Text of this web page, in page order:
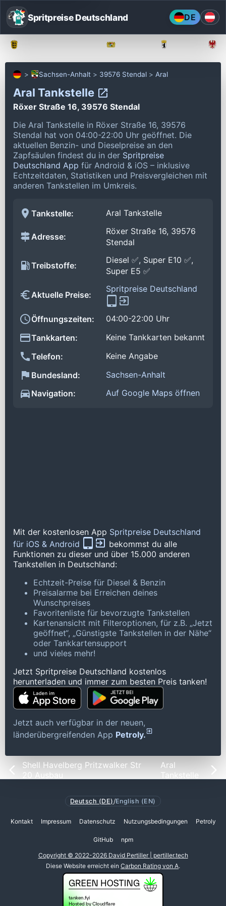
Spritpreise Deutschland DE
Sachsen-Anhalt 39576 Stendal Aral
Aral Tankstelle
Röxer Straße 16, 39576 Stendal
Die Aral Tankstelle in Röxer Straße 16, 39576
Stendal hat von 04:00-22:00 Uhr geöffnet. Die
aktuellen Benzin- und Dieselpreise an den
Zapfsäulen findest du in der Spritpreise
Deutschland App für Android & iOS – inklusive
Echtzeitdaten, Statistiken und Preisvergleichen mit
anderen Tankstellen im Umkreis.
Tankstelle: Aral Tankstelle
Adresse:
Röxer Straße 16, 39576
Stendal
Treibstoffe:
Diesel ✅, Super E10 ✅,
Super E5 ✅
Aktuelle Preise:
Spritpreise Deutschland
Öffnungszeiten:
04:00-22:00 Uhr
Tankkarten:
Keine Tankkarten bekannt
Telefon:
Keine Angabe
Bundesland:
Sachsen-Anhalt
Navigation:
Auf Google Maps öffnen
Mit der kostenlosen App Spritpreise Deutschland
für iOS & Android
bekommst du alle
Funktionen zu dieser und über 15.000 anderen
Tankstellen in Deutschland:
Echtzeit-Preise für Diesel & Benzin
Preisalarme bei Erreichen deines
Wunschpreises
Favoritenliste für bevorzugte Tankstellen
Kartenansicht mit Filteroptionen, für z.B. „Jetzt
geöffnet“, „Günstigste Tankstellen in der Nähe“
oder Tankkartensupport
und vieles mehr!
Jetzt Spritpreise Deutschland kostenlos
herunterladen und immer zum besten Preis tanken!
Jetzt auch verfügbar in der neuen,
länderübergreifenden App Petroly.
Shell Havelberg Pritzwalker Str
20 Ausbau
Aral
Tankstelle
Deutsch (DE) /English (EN)
Kontakt Impressum Datenschutz Nutzungsbedingungen Petroly
GitHub npm
Copyright © 2022-2026 David Pertiller | pertiller.tech
Diese Website erreicht ein Carbon Rating von A.